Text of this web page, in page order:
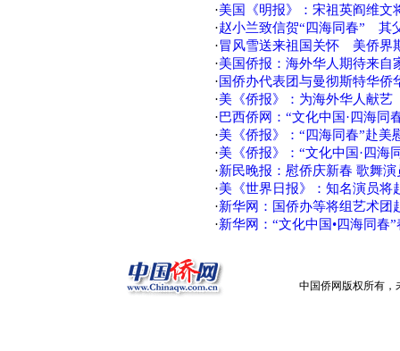
·美国《明报》：宋祖英阎维文
·赵小兰致信贺“四海同春” 其
·冒风雪送来祖国关怀 美侨界
·美国侨报：海外华人期待来自
· 国侨办代表团与曼彻斯特华侨
·美《侨报》：为海外华人献
·巴西侨网：“文化中国·四海同
·美《侨报》：“四海同春”赴美
·美《侨报》：“文化中国·四海
·新民晚报：慰侨庆新春 歌舞
·美《世界日报》：知名演员将
·新华网：国侨办等将组艺术团
·新华网：“文化中国•四海同春
中国侨网版权所有，